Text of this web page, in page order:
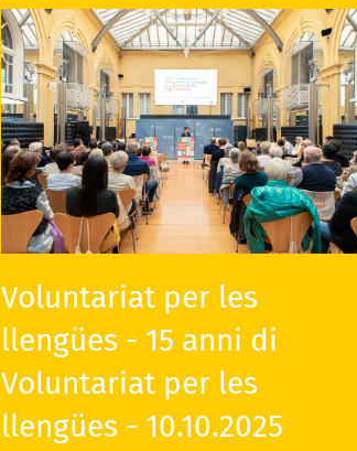
Voluntariat per les
llengües - 15 anni di
Voluntariat per les
llengües - 10.10.2025